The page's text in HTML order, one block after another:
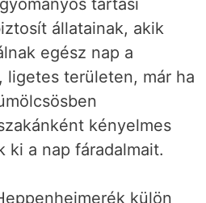
állatainak, akik
egész nap a
ligetes területen, már ha
kényelmes
ki a nap fáradalmait.
külön